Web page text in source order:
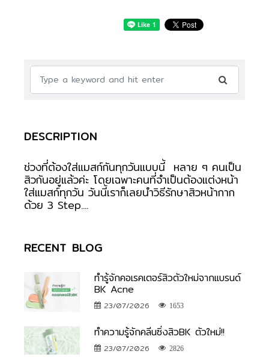
DESCRIPTION
ช่วงที่ต้องใส่แมสก์กันทุกวันแบบนี้ หลาย ๆ คนเป็น
สิวกันอยู่แล้วค่ะ โดยเฉพาะคนที่จำเป็นต้องแต่งหน้า
ใส่แมสก์ทุกวัน วันนี้เราก็เลยนำวิธีรักษาสิวหน้ากาก
ด้วย 3 Step....
RECENT BLOG
ทำรู้จักคอเรคเตอร์สิวตัวใหม่จากแบรนด์
BK Acne
23/07/2026 1653
ทำความรู้จักคลีนซิ่งสิวBK ตัวใหม่!!
23/07/2026 2826